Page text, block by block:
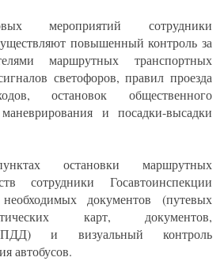
мероприятий сотрудники
повышенный контроль за
маршрутных транспортных
светофоров, правил проезда
остановок общественного
и посадки-высадки
остановки маршрутных
сотрудники Госавтоинспекции
документов (путевых
карт, документов,
ПДД) и визуальный контроль
автобусов.